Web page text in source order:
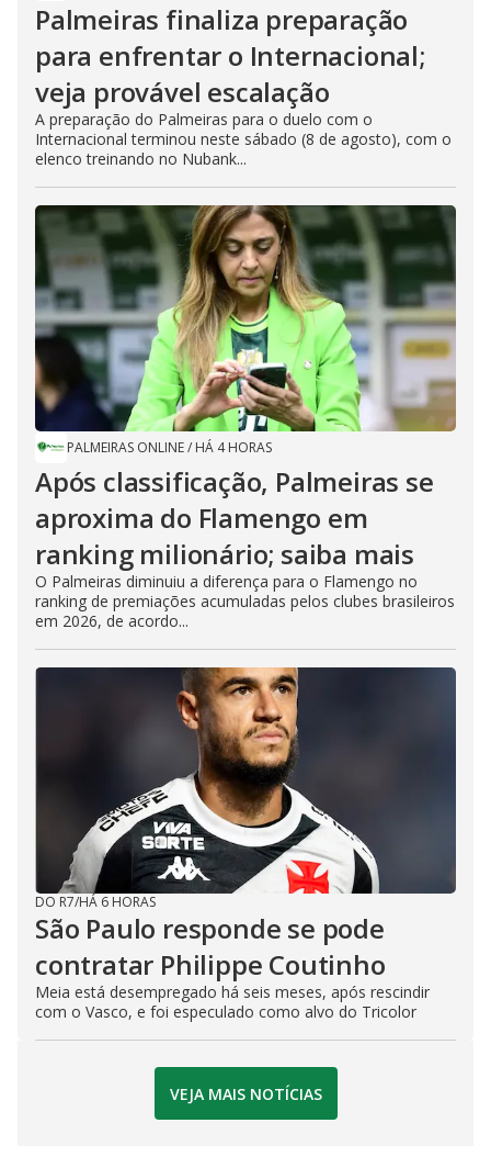
Palmeiras finaliza preparação
para enfrentar o Internacional;
veja provável escalação
A preparação do Palmeiras para o duelo com o
Internacional terminou neste sábado (8 de agosto), com o
elenco treinando no Nubank...
PALMEIRAS ONLINE/ HÁ 4 HORAS
Após classificação, Palmeiras se
aproxima do Flamengo em
ranking milionário; saiba mais
O Palmeiras diminuiu a diferença para o Flamengo no
ranking de premiações acumuladas pelos clubes brasileiros
em 2026, de acordo...
DO R7/HÁ 6 HORAS
São Paulo responde se pode
contratar Philippe Coutinho
Meia está desempregado há seis meses, após rescindir
com o Vasco, e foi especulado como alvo do Tricolor
VEJA MAIS NOTÍCIAS